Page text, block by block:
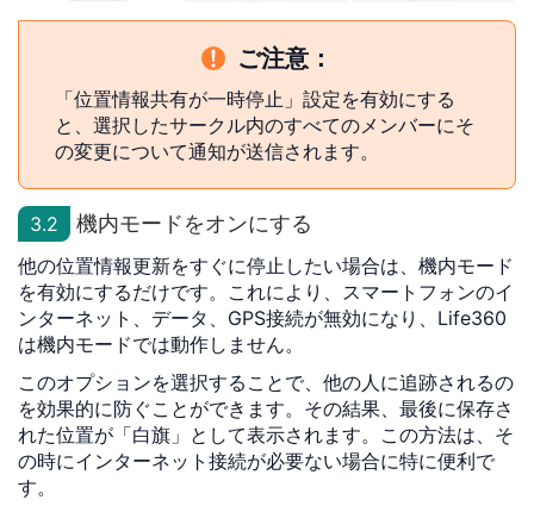
ご注意：
「位置情報共有が一時停止」設定を有効にする
と、選択したサークル内のすべてのメンバーにそ
の変更について通知が送信されます。
3.2 機内モードをオンにする
他の位置情報更新をすぐに停止したい場合は、機内モード
を有効にするだけです。これにより、スマートフォンのイ
ンターネット、データ、GPS接続が無効になり、Life360
は機内モードでは動作しません。
このオプションを選択することで、他の人に追跡されるの
を効果的に防ぐことができます。その結果、最後に保存さ
れた位置が「白旗」として表示されます。この方法は、そ
の時にインターネット接続が必要ない場合に特に便利で
す。